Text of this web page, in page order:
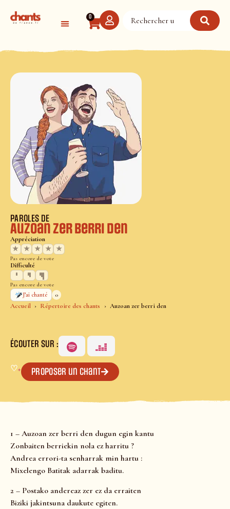
0
Accueil Répertoire des chants Auzoan zer berri den
PAROLES DE
Auzoan zer berri den
Appréciation
★
★ ★ ★ ★
Pas encore de vote
Difficulté
Pas encore de vote
J’ai chanté
0
ÉCOUTER SUR :
♡+ Proposer un chant
1 – Auzoan zer berri den dugun egin kantu
Zonbaiten berriekin nola ez harritu ?
Andrea errori-ta senharrak min hartu :
Mixelengo Batitak adarrak baditu.
2 – Postako andereaz zer ez da erraiten
Biziki jakintsuna daukute egiten.